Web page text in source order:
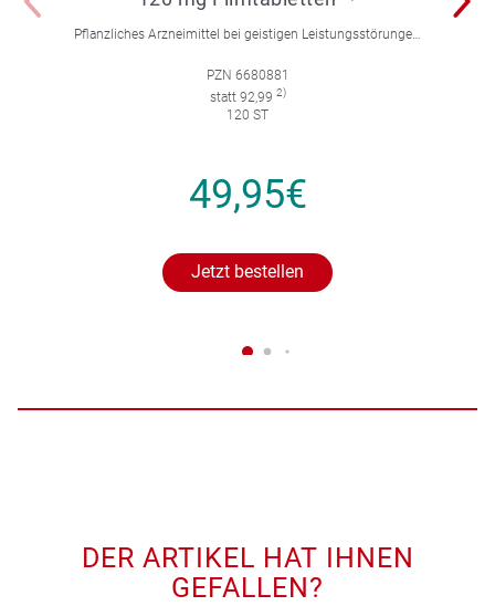
Pflanzliches Arzneimittel bei geistigen Leistungsstörungen und Durchblutungsstörungen.
PZN 6680881
statt 92,99 2)
120 ST
49,95€
Jetzt bestellen
DER ARTIKEL HAT IHNEN
GEFALLEN?